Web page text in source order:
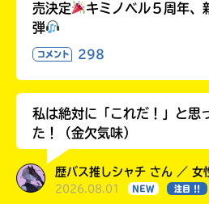
売決定
キミノベル５周年、
弾
コメント 298
私は絶対に「これだ！」と思
た！（金欠気味）
歴バス推しシャチ さん ／ 女
2026.08.01 NEW 注目 !!